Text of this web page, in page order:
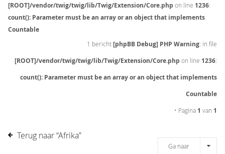
[ROOT]/vendor/twig/twig/lib/Twig/Extension/Core.php on line 1236:
count(): Parameter must be an array or an object that implements
Countable
1 bericht[phpBB Debug] PHP Warning: in file
[ROOT]/vendor/twig/twig/lib/Twig/Extension/Core.php on line 1236:
count(): Parameter must be an array or an object that implements
Countable
• Pagina 1 van 1
Terug naar “Afrika”
Ga naar